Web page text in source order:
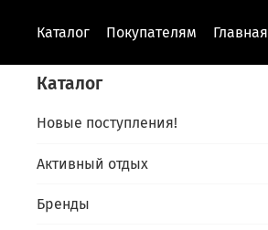
Каталог Покупателям Главная
Каталог
Новые поступления!
Активный отдых
Бренды